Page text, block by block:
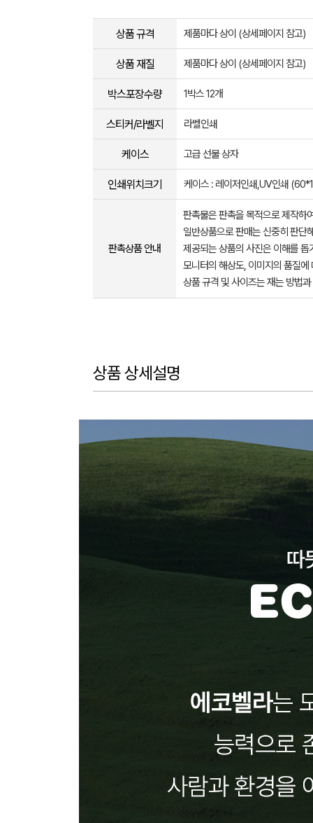
상품 규격 제품마다 상이 (상세페이지 참고)
상품 재질 제품마다 상이 (상세페이지 참고)
박스포장수량 1박스 12개
스티커/라벨지 라벨인쇄
케이스 고급 선물 상자
인쇄위치크기 케이스 : 레이저인쇄,UV인쇄
판촉상품 안내
판촉물은 판촉을 목적으로 제작하
일반상품으로 판매는 신중히 판단
제공되는 상품의 사진은 이해를
모니터의 해상도, 이미지의 품질
상품 규격 및 사이즈는 재는 방법
상품 상세설명